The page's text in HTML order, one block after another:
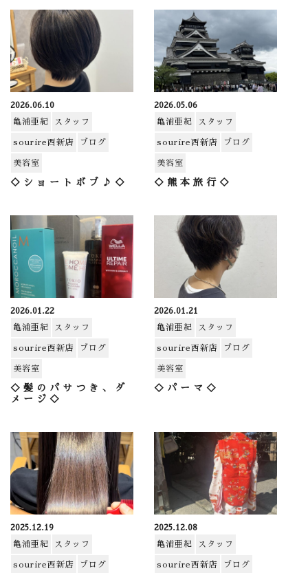
2026.06.10
亀浦亜紀
スタッフ
sourire西新店 ブログ
美容室
◇ショートボブ♪◇
2026.05.06
亀浦亜紀
スタッフ
sourire西新店 ブログ
美容室
◇熊本旅行◇
2026.01.22
亀浦亜紀
スタッフ
sourire西新店 ブログ
美容室
◇髪のパサつき、ダ
メージ◇
2026.01.21
亀浦亜紀
スタッフ
sourire西新店 ブログ
美容室
◇パーマ◇
2025.12.19
亀浦亜紀
スタッフ
sourire西新店 ブログ
2025.12.08
亀浦亜紀
スタッフ
sourire西新店 ブログ